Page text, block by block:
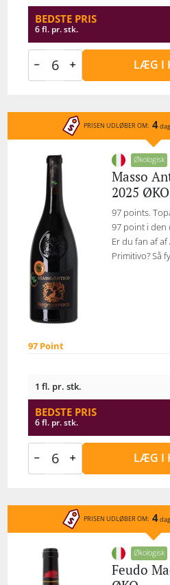
BEDSTE PRIS
6 fl. pr. stk.
LÆG I
PRISEN UDLØBER OM: 4
Økologisk
Masso
2025 ØKO
97 points.
97 point i den
Er du fan af
Primitivo? Så
97 Point
1 fl. pr. stk.
BEDSTE PRIS
6 fl. pr. stk.
LÆG I
PRISEN UDLØBER OM: 4
Økologisk
Feudo